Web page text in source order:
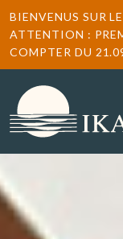
BIENVENUS SUR
ATTENTION :
COMPTER DU